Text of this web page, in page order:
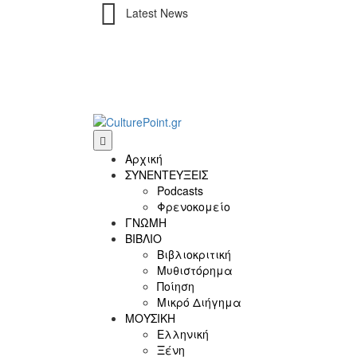
Latest News
Αρχική
ΣΥΝΕΝΤΕΥΞΕΙΣ
Podcasts
Φρενοκομείο
ΓΝΩΜΗ
ΒΙΒΛΙΟ
Βιβλιοκριτική
Μυθιστόρημα
Ποίηση
Μικρό Διήγημα
ΜΟΥΣΙΚΗ
Ελληνική
Ξένη